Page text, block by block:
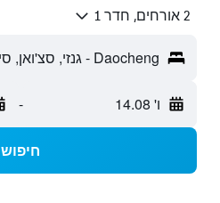
2 אורחים, חדר 1
Daocheng - גנזי, סצ'ואן, סין
ו' 14.08 -
חיפוש